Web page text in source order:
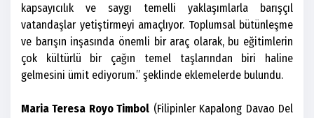
kapsayıcılık ve saygı temelli yaklaşımlarla barışçıl
vatandaşlar yetiştirmeyi amaçlıyor. Toplumsal bütünleşme
ve barışın inşasında önemli bir araç olarak, bu eğitimlerin
çok kültürlü bir çağın temel taşlarından biri haline
gelmesini ümit ediyorum.” şeklinde eklemelerde bulundu.
Maria Teresa Royo Timbol (Filipinler Kapalong Davao Del